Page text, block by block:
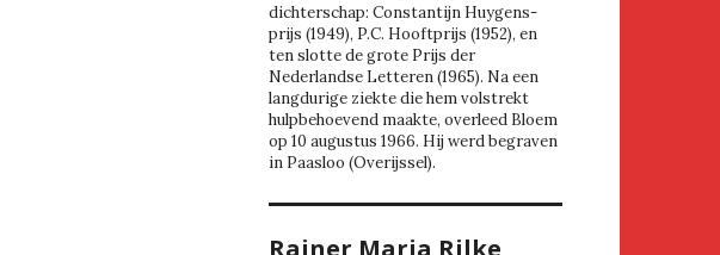
dichterschap: Constantijn Huygens-
prijs (1949), P.C. Hooftprijs (1952), en
ten slotte de grote Prijs der
Nederlandse Letteren (1965). Na een
langdurige ziekte die hem volstrekt
hulpbehoevend maakte, overleed Bloem
op 10 augustus 1966. Hij werd begraven
in Paasloo (Overijssel).